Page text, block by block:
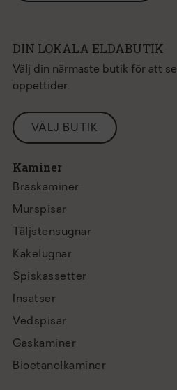
DIN LOKALA ELDABUTIK
Välj din närmaste butik för att
öppettider.
VÄLJ BUTIK
Kaminer
Braskaminer
Murspisar
Täljstensugnar
Kakelugnar
Spiskassetter
Insatser
Vedspisar
Gaskaminer
Bioetanolkaminer